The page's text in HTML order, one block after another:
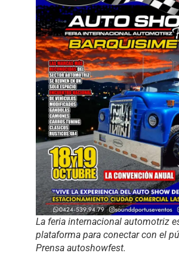
La feria internacional automotriz
plataforma para conectar con el
Prensa autoshowfest.